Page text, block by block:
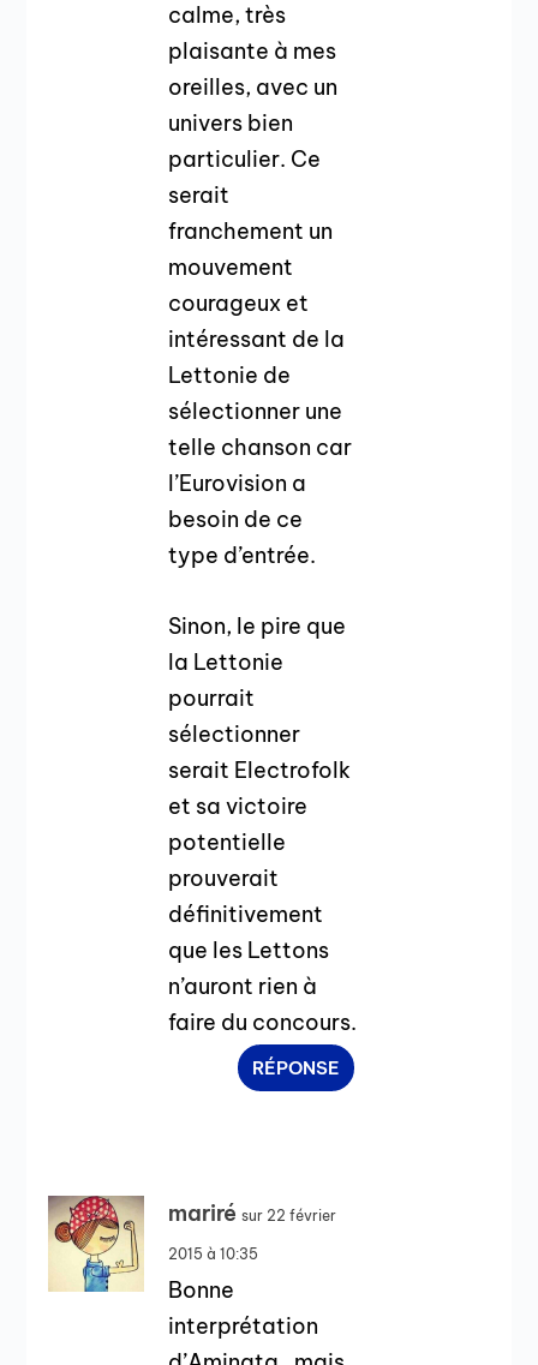
calme, très
plaisante à mes
oreilles, avec un
univers bien
particulier. Ce
serait
franchement un
mouvement
courageux et
intéressant de la
Lettonie de
sélectionner une
telle chanson car
l’Eurovision a
besoin de ce
type d’entrée.
Sinon, le pire que
la Lettonie
pourrait
sélectionner
serait Electrofolk
et sa victoire
potentielle
prouverait
définitivement
que les Lettons
n’auront rien à
faire du concours.
RÉPONSE
mariré sur 22 février
2015 à 10:35
Bonne
interprétation